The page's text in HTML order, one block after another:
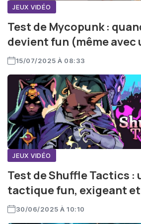
JEUX VIDÉO
Test de Mycopunk :
devient fun (même avec
15/07/2025 À 08:33
JEUX VIDÉO
Test de Shuffle Tactics :
tactique fun, exigeant
30/06/2025 À 10:10